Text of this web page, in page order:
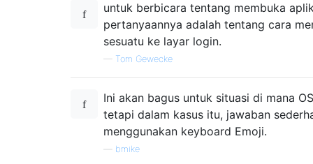
untuk berbicara tentang membuka
pertanyaannya adalah tentang cara
sesuatu ke layar login.
— Tom Gewecke
Ini akan bagus untuk situasi di mana
tetapi dalam kasus itu, jawaban
menggunakan keyboard Emoji.
bmike